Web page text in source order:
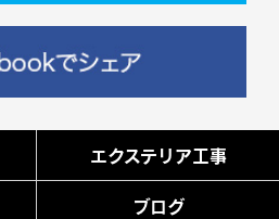
エクステリア工事
ブログ